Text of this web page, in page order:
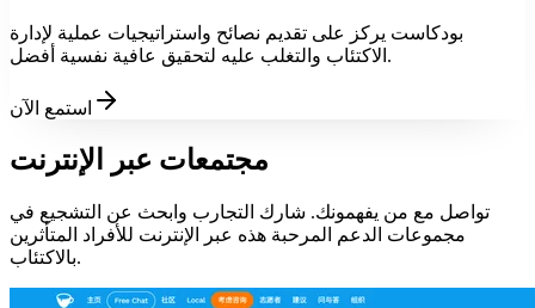
بودكاست يركز على تقديم نصائح واستراتيجيات عملية لإدارة
الاكتئاب والتغلب عليه لتحقيق عافية نفسية أفضل.
استمع الآن
مجتمعات عبر الإنترنت
تواصل مع من يفهمونك. شارك التجارب وابحث عن التشجيع في
مجموعات الدعم المرحبة هذه عبر الإنترنت للأفراد المتأثرين
بالاكتئاب.